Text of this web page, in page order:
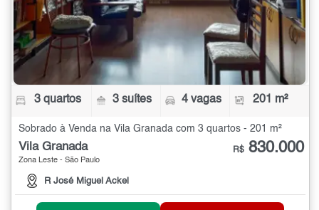
3 quartos 3 suítes 4 vagas 201 m²
Sobrado à Venda na Vila Granada com 3 quartos - 201 m²
Vila Granada
Zona Leste - São Paulo
R José Miguel Ackel
R$ 830.000